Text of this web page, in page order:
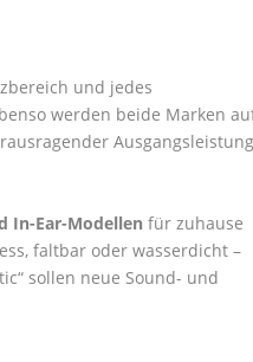
und jedes
werden beide Marken
In-Ear-Modellenfür zuhause
faltbar oder wasserdicht –
sollen neue Sound- und